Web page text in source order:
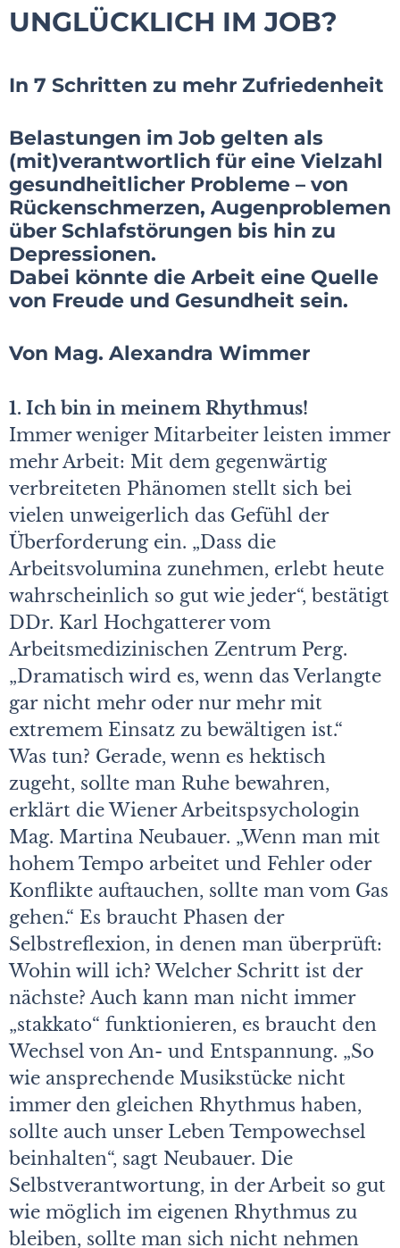
UNGLÜCKLICH IM JOB?
In 7 Schritten zu mehr Zufriedenheit
Belastungen im Job gelten als
(mit)verantwortlich für eine Vielzahl
gesundheitlicher Probleme – von
Rückenschmerzen, Augenproblemen
über Schlafstörungen bis hin zu
Depressionen.
Dabei könnte die Arbeit eine Quelle
von Freude und Gesundheit sein.
Von Mag. Alexandra Wimmer
1. Ich bin in meinem Rhythmus!
Immer weniger Mitarbeiter leisten immer
mehr Arbeit: Mit dem gegenwärtig
verbreiteten Phänomen stellt sich bei
vielen unweigerlich das Gefühl der
Überforderung ein. „Dass die
Arbeitsvolumina zunehmen, erlebt heute
wahrscheinlich so gut wie jeder“, bestätigt
DDr. Karl Hochgatterer vom
Arbeitsmedizinischen Zentrum Perg.
„Dramatisch wird es, wenn das Verlangte
gar nicht mehr oder nur mehr mit
extremem Einsatz zu bewältigen ist.“
Was tun? Gerade, wenn es hektisch
zugeht, sollte man Ruhe bewahren,
erklärt die Wiener Arbeitspsychologin
Mag. Martina Neubauer. „Wenn man mit
hohem Tempo arbeitet und Fehler oder
Konflikte auftauchen, sollte man vom Gas
gehen.“ Es braucht Phasen der
Selbstreflexion, in denen man überprüft:
Wohin will ich? Welcher Schritt ist der
nächste? Auch kann man nicht immer
„stakkato“ funktionieren, es braucht den
Wechsel von An- und Entspannung. „So
wie ansprechende Musikstücke nicht
immer den gleichen Rhythmus haben,
sollte auch unser Leben Tempowechsel
beinhalten“, sagt Neubauer. Die
Selbstverantwortung, in der Arbeit so gut
wie möglich im eigenen Rhythmus zu
bleiben, sollte man sich nicht nehmen